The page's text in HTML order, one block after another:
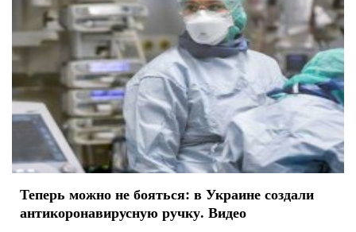
Теперь можно не бояться: в Украине создали
антикоронавирусную ручку. Видео